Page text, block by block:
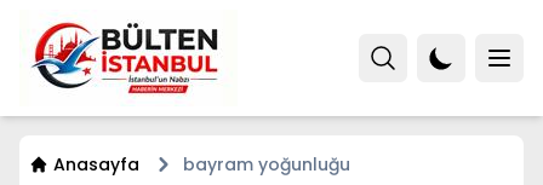
Anasayfa bayram yoğunluğu